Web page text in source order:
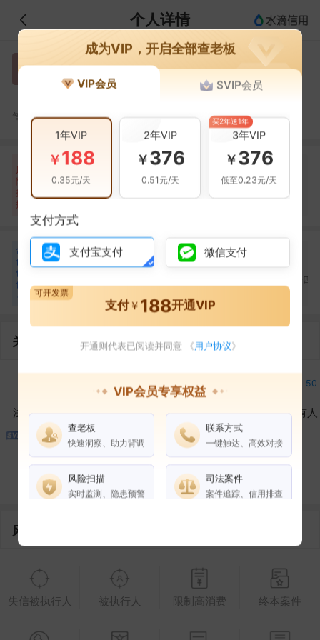
个人详情
史 史建明
中国化学工程第十四建设
简介：史建明，中国化学工程第十四建设董事长。
风
险
扫
描
自身风险
暂无风险
关联风险 999+条
被执行人(2条)
提示信息
合
作
伙
伴
王 王大林
设有限公司
刘 刘佑锟
合作1次 闫
中国化学工程第十四建
关联企业
法定代表人
50
作为受益所有人
控制企业 所属集团
4
合作伙伴
风险信息
失信被执行人 被执行人 限制高消费 终本案件
成为VIP，开启全部查老板
VIP会员 SVIP会员
1年VIP
￥188
0.35元/天
2年VIP
￥376
0.51元/天
3年VIP
￥376
低至0.23元/天
买2年送1年
支付方式
支付宝支付 微信支付
支付￥ 188开通VIP
可开发票
开通则代表已阅读并同意 《用户协议》
VIP会员专享权益
查老板
快速洞察、助力背调
联系方式
一键触达、高效对接
风险扫描
实时监测、隐患预警
司法案件
案件追踪、信用排查
权益说明 VIP会员 SVIP会员
企业全部电话